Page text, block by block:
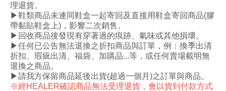
理退貨。
▶鞋類商品未連同鞋盒一起寄回 及直接用鞋盒寄回商品(膠
帶黏貼鞋盒上)，影響二次銷售。
▶回收商品後發現有穿著過的痕跡、氣味或其他損壞。
▶任何已公告無法退換之折扣商品與訂單，例：換季出清
折扣、瑕疵出清、福袋、加購品...等，或任何賣場載明無
退換之商品。
▶請我方保留商品延後出貨(超過一個月)之訂單與商品。
※經HEALER確認商品無法受理退貨，會以貨到付款方式